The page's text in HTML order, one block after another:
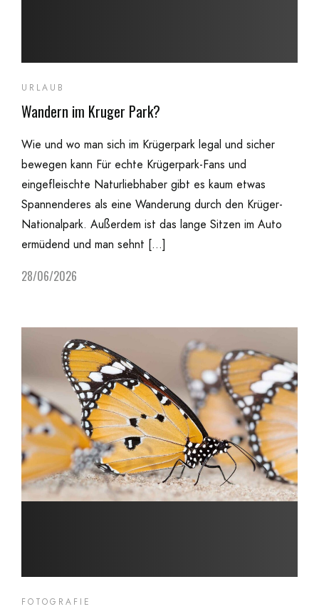
URLAUB
Wandern im Kruger Park?
Wie und wo man sich im Krügerpark legal und sicher
bewegen kann Für echte Krügerpark-Fans und
eingefleischte Naturliebhaber gibt es kaum etwas
Spannenderes als eine Wanderung durch den Krüger-
Nationalpark. Außerdem ist das lange Sitzen im Auto
ermüdend und man sehnt […]
28/06/2026
FOTOGRAFIE